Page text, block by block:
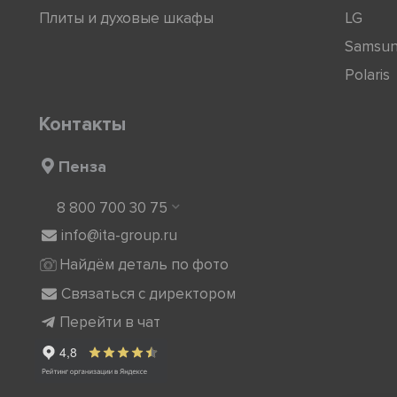
Плиты и духовые шкафы
LG
Polaris
Контакты
Пенза
8 800 700 30 75
info@ita-group.ru
Найдём деталь по фото
Связаться с директором
Перейти в чат